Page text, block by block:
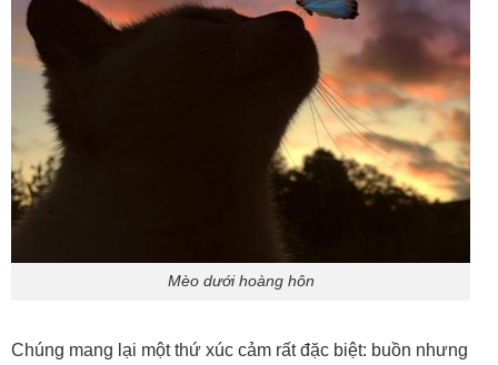
Mèo dưới hoàng hôn
Chúng mang lại một thứ xúc cảm rất đặc biệt: buồn nhưng